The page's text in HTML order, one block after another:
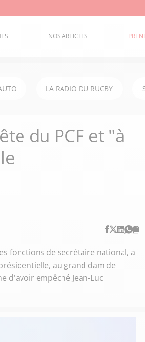
NOS ARTICLES
LA RADIO DU RUGBY
du PCF et "à
fonctions de secrétaire national, a
au grand dam de
d'avoir empêché Jean-Luc